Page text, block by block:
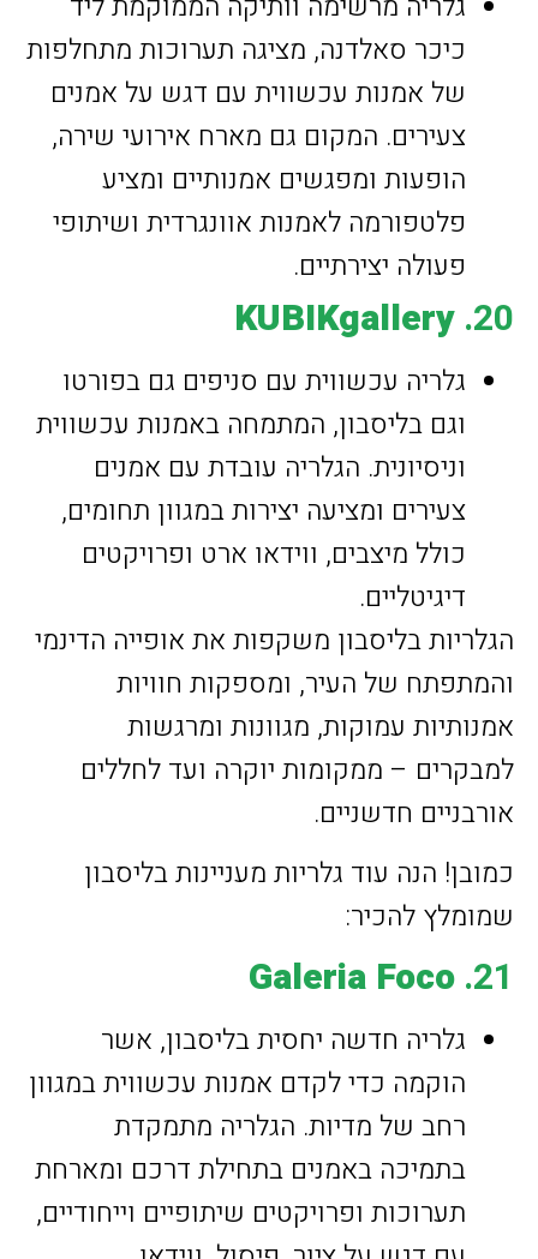
כיכר סאלדנה, מציגה תערוכות מתחלפות
של אמנות עכשווית עם דגש על אמנים
צעירים. המקום גם מארח אירועי שירה,
הופעות ומפגשים אמנותיים ומציע
פלטפורמה לאמנות אוונגרדית ושיתופי
פעולה יצירתיים.
20.
KUBIKgallery
גלריה עכשווית עם סניפים גם בפורטו
וגם בליסבון, המתמחה באמנות עכשווית
וניסיונית. הגלריה עובדת עם אמנים
צעירים ומציעה יצירות במגוון תחומים,
כולל מיצבים, ווידאו ארט ופרויקטים
דיגיטליים.
הגלריות בליסבון משקפות את אופייה הדינמי
והמתפתח של העיר, ומספקות חוויות
אמנותיות עמוקות, מגוונות ומרגשות
למבקרים – ממקומות יוקרה ועד לחללים
אורבניים חדשניים.
כמובן! הנה עוד גלריות מעניינות בליסבון
שמומלץ להכיר:
21.
Galeria Foco
גלריה חדשה יחסית בליסבון, אשר
הוקמה כדי לקדם אמנות עכשווית במגוון
רחב של מדיות. הגלריה מתמקדת
בתמיכה באמנים בתחילת דרכם ומארחת
תערוכות ופרויקטים שיתופיים וייחודיים,